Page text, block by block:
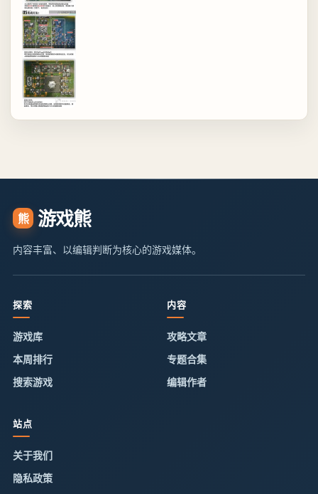
熊 游戏熊
内容丰富、以编辑判断为核心的游戏媒体。
探索
游戏库
本周排行
搜索游戏
内容
攻略文章
专题合集
编辑作者
站点
关于我们
隐私政策